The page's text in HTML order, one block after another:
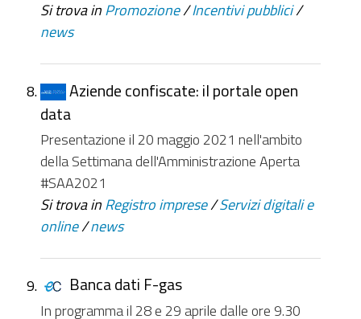
Si trova in Promozione /Incentivi pubblici /
news
Aziende confiscate: il portale open
data
Presentazione il 20 maggio 2021 nell'ambito
della Settimana dell'Amministrazione Aperta
#SAA2021
Si trova in Registro imprese / Servizi digitali e
online /news
Banca dati F-gas
In programma il 28 e 29 aprile dalle ore 9.30